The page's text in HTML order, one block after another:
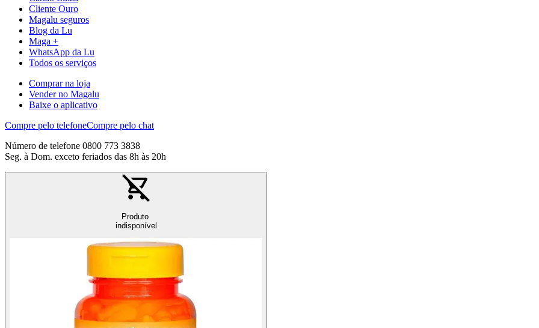
Cliente Ouro
Magalu seguros
Blog da Lu
Maga +
WhatsApp da Lu
Todos os serviços
Comprar na loja
Vender no Magalu
Baixe o aplicativo
Compre pelo telefoneCompre pelo chat
Número de telefone 0800 773 3838
Seg. à Dom. exceto feriados das 8h às 20h
Produto
indisponível